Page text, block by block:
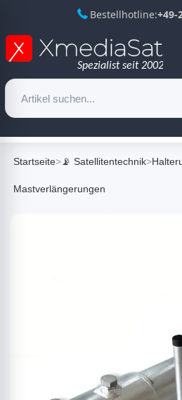
Bestellhotline:+49-
Startseite>📡 Satellitentechnik>
Mastverlängerungen